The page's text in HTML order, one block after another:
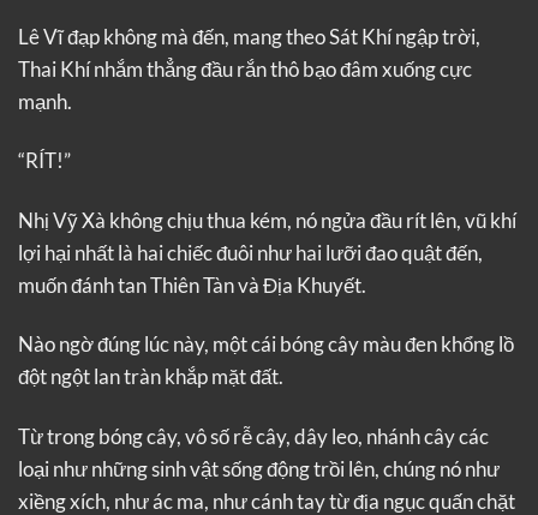
Lê Vĩ đạp không mà đến, mang theo Sát Khí ngập trời,
Thai Khí nhắm thẳng đầu rắn thô bạo đâm xuống cực
mạnh.
“RÍT!”
Nhị Vỹ Xà không chịu thua kém, nó ngửa đầu rít lên, vũ khí
lợi hại nhất là hai chiếc đuôi như hai lưỡi đao quật đến,
muốn đánh tan Thiên Tàn và Địa Khuyết.
Nào ngờ đúng lúc này, một cái bóng cây màu đen khổng lồ
đột ngột lan tràn khắp mặt đất.
Từ trong bóng cây, vô số rễ cây, dây leo, nhánh cây các
loại như những sinh vật sống động trồi lên, chúng nó như
xiềng xích, như ác ma, như cánh tay từ địa ngục quấn chặt